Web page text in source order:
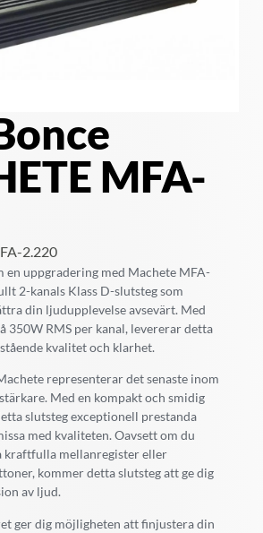
MFA-
2.220
en uppgradering med Machete MFA-
2-kanals Klass D-slutsteg som
din ljudupplevelse avsevärt. Med
350W RMS per kanal, levererar detta
kvalitet och klarhet.
representerar det senaste inom
Med en kompakt och smidig
slutsteg exceptionell prestanda
med kvaliteten. Oavsett om du
kraftfulla mellanregister eller
kommer detta slutsteg att ge dig
av ljud.
ger dig möjligheten att finjustera din